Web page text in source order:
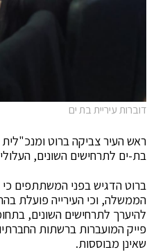
דוברות עיריית בת ים
ראש העיר צביקה ברוט ומנכ"לית
בת-ים לתרחישים השונים,
ברוט הדגיש בפני המשתתפים
הממשלה, וכי העירייה פועלת
להיערך לתרחישים השונים,
פייק המועברות ברשתות
שאינן מבוססות.